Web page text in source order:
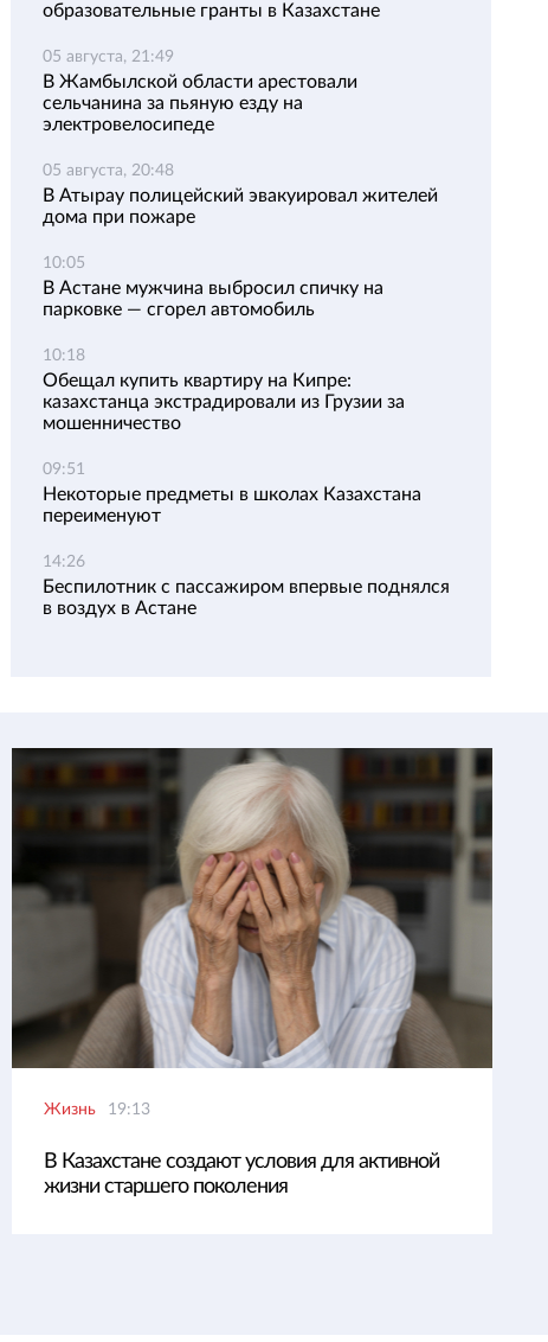
образовательные гранты в Казахстане
05 августа, 21:49
В Жамбылской области арестовали
сельчанина за пьяную езду на
электровелосипеде
05 августа, 20:48
В Атырау полицейский эвакуировал жителей
дома при пожаре
10:05
В Астане мужчина выбросил спичку на
парковке — сгорел автомобиль
10:18
Обещал купить квартиру на Кипре:
казахстанца экстрадировали из Грузии за
мошенничество
09:51
Некоторые предметы в школах Казахстана
переименуют
14:26
Беспилотник с пассажиром впервые поднялся
в воздух в Астане
Жизнь 19:13
В Казахстане создают условия для активной
жизни старшего поколения